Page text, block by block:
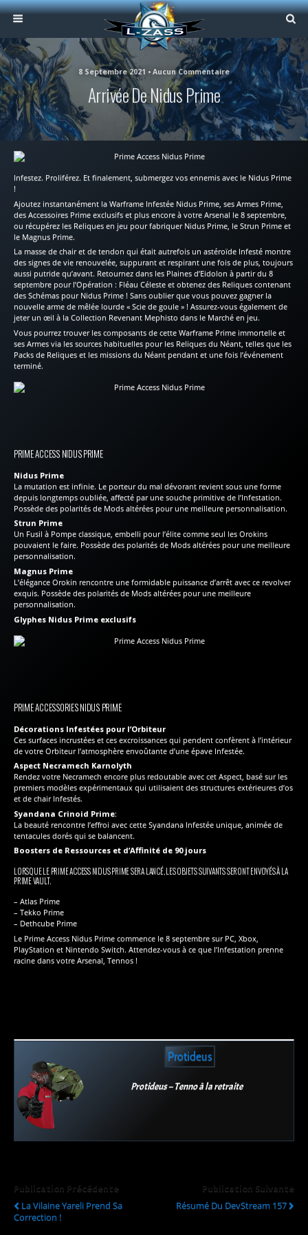
8 Septembre 2021 • Aucun Commentaire
Arrivée De Nidus Prime
Infestez. Proliférez. Et finalement, submergez vos ennemis avec le Nidus Prime
!
Ajoutez instantanément la Warframe Infestée Nidus Prime, ses Armes Prime,
des Accessoires Prime exclusifs et plus encore à votre Arsenal le 8 septembre,
ou récupérez les Reliques en jeu pour fabriquer Nidus Prime, le Strun Prime et
le Magnus Prime.
La masse de chair et de tendon qui était autrefois un astéroïde Infesté montre
des signes de vie renouvelée, suppurant et respirant une fois de plus, toujours
aussi putride qu’avant. Retournez dans les Plaines d’Eidolon à partir du 8
septembre pour l’Opération : Fléau Céleste et obtenez des Reliques contenant
des Schémas pour Nidus Prime ! Sans oublier que vous pouvez gagner la
nouvelle arme de mêlée lourde « Scie de goule » ! Assurez-vous également de
jeter un œil à la Collection Revenant Mephisto dans le Marché en jeu.
Vous pourrez trouver les composants de cette Warframe Prime immortelle et
ses Armes via les sources habituelles pour les Reliques du Néant, telles que les
Packs de Reliques et les missions du Néant pendant et une fois l’événement
terminé.
PRIME ACCESS NIDUS PRIME
Nidus Prime
La mutation est infinie. Le porteur du mal dévorant revient sous une forme
depuis longtemps oubliée, affecté par une souche primitive de l’Infestation.
Possède des polarités de Mods altérées pour une meilleure personnalisation.
Strun Prime
Un Fusil à Pompe classique, embelli pour l’élite comme seul les Orokins
pouvaient le faire. Possède des polarités de Mods altérées pour une meilleure
personnalisation.
Magnus Prime
L’élégance Orokin rencontre une formidable puissance d’arrêt avec ce revolver
exquis. Possède des polarités de Mods altérées pour une meilleure
personnalisation.
Glyphes Nidus Prime exclusifs
PRIME ACCESSORIES NIDUS PRIME
Décorations Infestées pour l’Orbiteur
Ces surfaces incrustées et ces excroissances qui pendent confèrent à l’intérieur
de votre Orbiteur l’atmosphère envoûtante d’une épave Infestée.
Aspect Necramech Karnolyth
Rendez votre Necramech encore plus redoutable avec cet Aspect, basé sur les
premiers modèles expérimentaux qui utilisaient des structures extérieures d’os
et de chair Infestés.
Syandana Crinoid Prime:
La beauté rencontre l’effroi avec cette Syandana Infestée unique, animée de
tentacules dorés qui se balancent.
Boosters de Ressources et d’Affinité de 90 jours
LORSQUE LE PRIME ACCESS NIDUS PRIME SERA LANCÉ, LES OBJETS SUIVANTS SERONT ENVOYÉS À LA
PRIME VAULT.
– Atlas Prime
– Tekko Prime
– Dethcube Prime
Le Prime Access Nidus Prime commence le 8 septembre sur PC, Xbox,
PlayStation et Nintendo Switch. Attendez-vous à ce que l’Infestation prenne
racine dans votre Arsenal, Tennos !
Protideus
Protideus – Tenno à la retraite
Publication Précédente
La Vilaine Yareli Prend Sa
Correction !
Publication Suivante
Résumé Du DevStream 157